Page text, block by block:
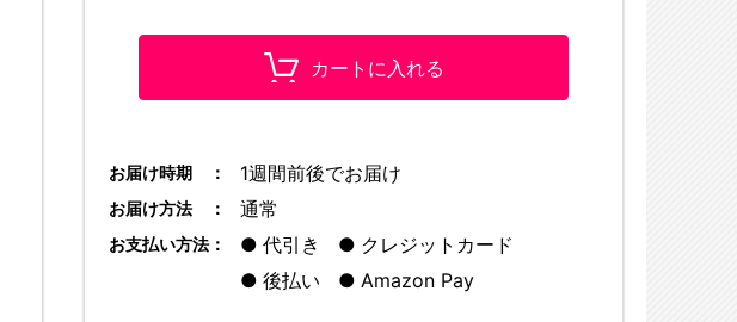
カートに入れる
お届け時期 ： 1週間前後でお届け
お届け方法 ： 通常
お支払い方法： 代引き
クレジットカード
後払い
Amazon Pay